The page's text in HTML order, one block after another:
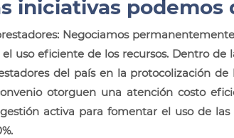
iniciativas podemos
Negociamos
uso eficiente de los recursos. Dentro de
del país en la protocolización
otorguen una atención costo
activa para fomentar el uso de